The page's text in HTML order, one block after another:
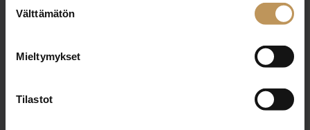
valinta
Välttämätön
Mieltymykset
Tilastot